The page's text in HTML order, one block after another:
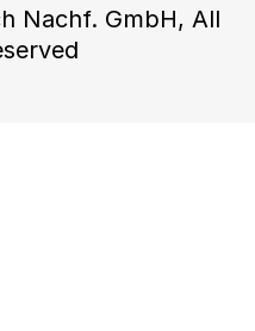
Nachf. GmbH, All